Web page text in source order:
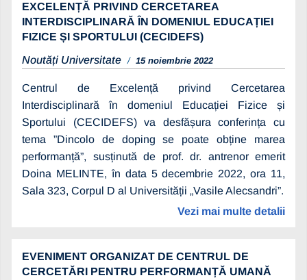
EXCELENȚĂ PRIVIND CERCETAREA
INTERDISCIPLINARĂ ÎN DOMENIUL EDUCAȚIEI
FIZICE ȘI SPORTULUI (CECIDEFS)
Noutăți Universitate
15 noiembrie 2022
Centrul de Excelență privind Cercetarea
Interdisciplinară în domeniul Educației Fizice și
Sportului (CECIDEFS) va desfășura conferința cu
tema ”Dincolo de doping se poate obține marea
performanță”, susținută de prof. dr. antrenor emerit
Doina MELINTE, în data 5 decembrie 2022, ora 11,
Sala 323, Corpul D al Universității „Vasile Alecsandri”.
Vezi mai multe detalii
EVENIMENT ORGANIZAT DE CENTRUL DE
CERCETĂRI PENTRU PERFORMANȚĂ UMANĂ